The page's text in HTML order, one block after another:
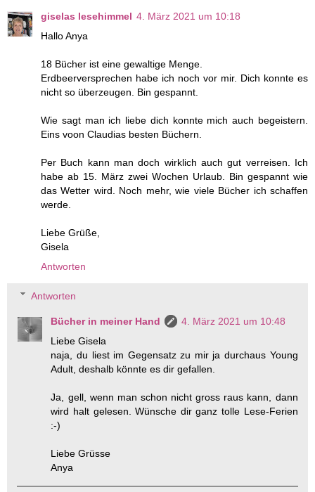
giselas lesehimmel 4. März 2021 um 10:18
Hallo Anya
18 Bücher ist eine gewaltige Menge.
Erdbeerversprechen habe ich noch vor mir. Dich konnte es
nicht so überzeugen. Bin gespannt.
Wie sagt man ich liebe dich konnte mich auch begeistern.
Eins voon Claudias besten Büchern.
Per Buch kann man doch wirklich auch gut verreisen. Ich
habe ab 15. März zwei Wochen Urlaub. Bin gespannt wie
das Wetter wird. Noch mehr, wie viele Bücher ich schaffen
werde.
Liebe Grüße,
Gisela
Antworten
Antworten
Bücher in meiner Hand
4. März 2021 um 10:48
Liebe Gisela
naja, du liest im Gegensatz zu mir ja durchaus Young
Adult, deshalb könnte es dir gefallen.
Ja, gell, wenn man schon nicht gross raus kann, dann
wird halt gelesen. Wünsche dir ganz tolle Lese-Ferien
:-)
Liebe Grüsse
Anya